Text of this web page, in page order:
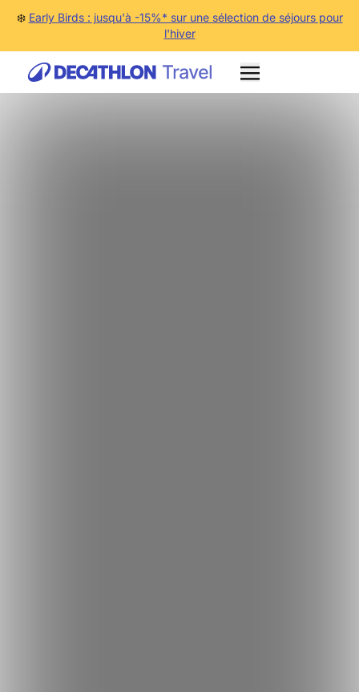
❄️ Early Birds : jusqu'à -15%* sur une sélection de séjours pour
l'hiver